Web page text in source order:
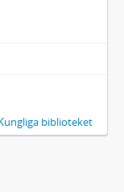
st.
3 st.
biblioteket